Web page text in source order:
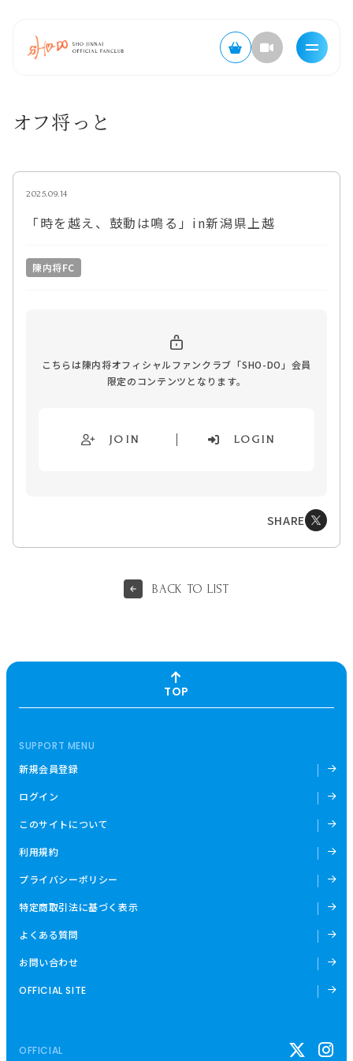
オフ将っと
2025.09.14
「時を越え、鼓動は鳴る」in新潟県上越
陳内将FC
こちらは陳内将オフィシャルファンクラブ「SHO-DO」会員
限定のコンテンツとなります。
JOIN LOGIN
SHARE
BACK TO LIST
TOP
SUPPORT MENU
新規会員登録
ログイン
このサイトについて
利用規約
プライバシーポリシー
特定商取引法に基づく表示
よくある質問
お問い合わせ
OFFICIAL SITE
OFFICIAL